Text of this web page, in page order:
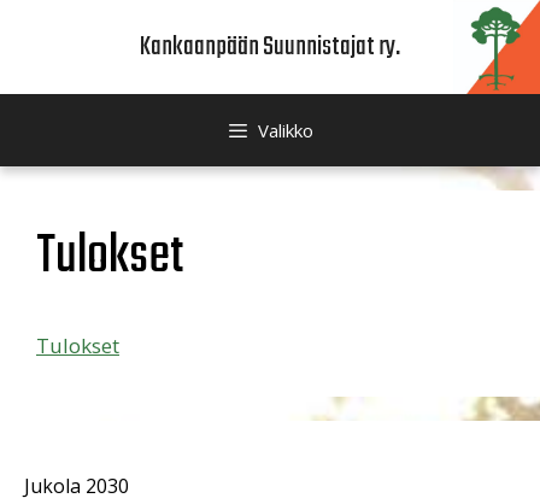
Kankaanpään Suunnistajat ry.
Valikko
Tulokset
Tulokset
Jukola 2030